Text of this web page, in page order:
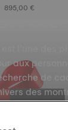
895,00 €
aux
de
des
parfaite,
le cadeau